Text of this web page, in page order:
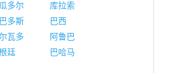
多尔
库拉索
多斯
巴西
瓦多
阿鲁巴
廷
巴哈马